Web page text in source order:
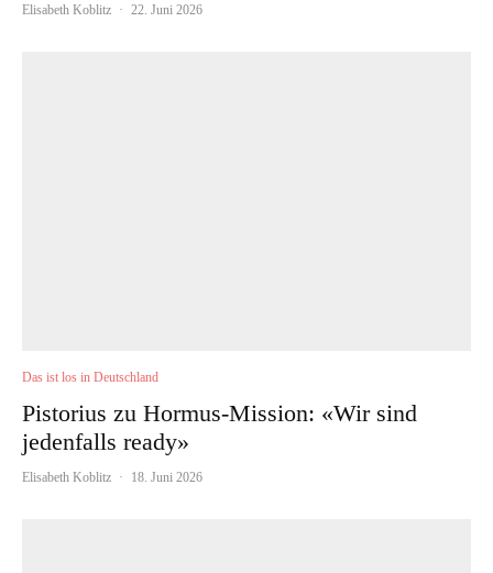
Elisabeth Koblitz · 22. Juni 2026
Das ist los in Deutschland
Pistorius zu Hormus-Mission: «Wir sind
jedenfalls ready»
Elisabeth Koblitz · 18. Juni 2026